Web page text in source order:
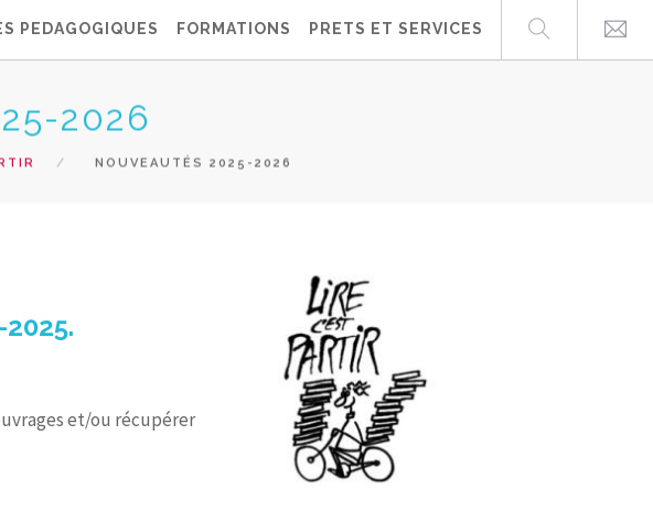
PEDAGOGIQUES FORMATIONS PRETS ET SERVICES
2026
NOUVEAUTÉS 2025-2026
et/ou récupérer